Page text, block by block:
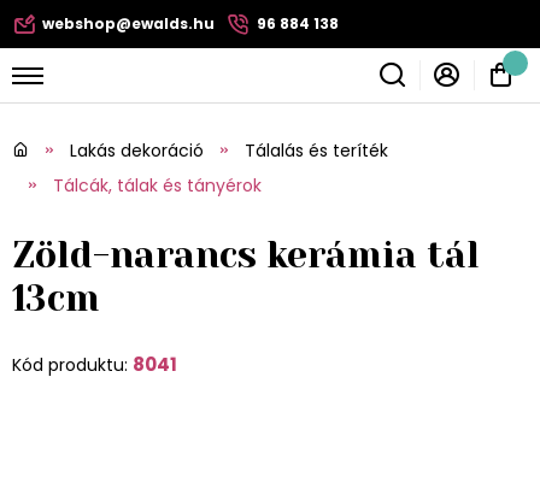
webshop@ewalds.hu 96 884 138
Lakás dekoráció
Tálalás és teríték
Tálcák, tálak és tányérok
Zöld-narancs kerámia tál
13cm
Kód produktu: 8041